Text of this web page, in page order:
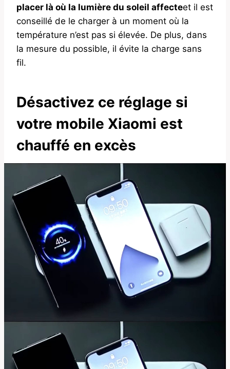
placer là où la lumière du soleil affecteet il est
conseillé de le charger à un moment où la
température n’est pas si élevée. De plus, dans
la mesure du possible, il évite la charge sans
fil.
Désactivez ce réglage si
votre mobile Xiaomi est
chauffé en excès